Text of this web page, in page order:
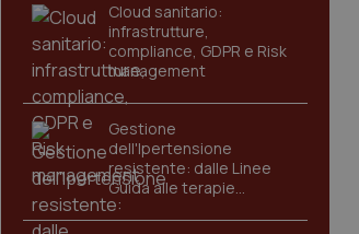
Cloud sanitario:
infrastrutture,
compliance, GDPR e Risk
management
Gestione
dell'Ipertensione
resistente: dalle Linee
Guida alle terapie
innovative